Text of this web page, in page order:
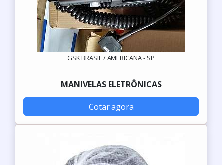
GSK BRASIL / AMERICANA - SP
MANIVELAS ELETRÔNICAS
Cotar agora